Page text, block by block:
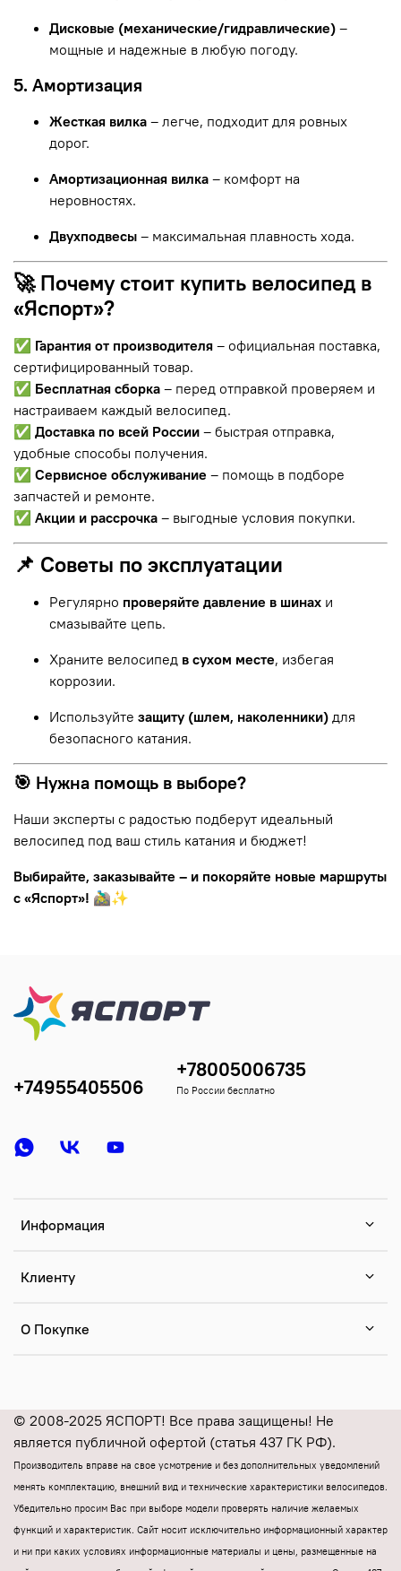
Дисковые (механические/гидравлические) –
мощные и надежные в любую погоду.
5. Амортизация
Жесткая вилка – легче, подходит для ровных
дорог.
Амортизационная вилка – комфорт на
неровностях.
Двухподвесы – максимальная плавность хода.
🚀 Почему стоит купить велосипед в
«Яспорт»?
✅ Гарантия от производителя – официальная поставка,
сертифицированный товар.
✅ Бесплатная сборка – перед отправкой проверяем и
настраиваем каждый велосипед.
✅ Доставка по всей России – быстрая отправка,
удобные способы получения.
✅ Сервисное обслуживание – помощь в подборе
запчастей и ремонте.
✅ Акции и рассрочка – выгодные условия покупки.
📌 Советы по эксплуатации
Регулярно проверяйте давление в шинах и
смазывайте цепь.
Храните велосипед в сухом месте, избегая
коррозии.
Используйте защиту (шлем, наколенники) для
безопасного катания.
🎯 Нужна помощь в выборе?
Наши эксперты с радостью подберут идеальный
велосипед под ваш стиль катания и бюджет!
Выбирайте, заказывайте – и покоряйте новые маршруты
с «Яспорт»! 🚵‍♂️✨
Информация
Клиенту
О Покупке
+74955405506
+78005006735
По России бесплатно
© 2008-2025 ЯСПОРТ! Все права защищены! Не
является публичной офертой (статья 437 ГК РФ).
Производитель вправе на свое усмотрение и без дополнительных уведомлений
менять комплектацию, внешний вид и технические характеристики велосипедов.
Убедительно просим Вас при выборе модели проверять наличие желаемых
функций и характеристик. Cайт носит исключительно информационный характер
и ни при каких условиях информационные материалы и цены, размещенные на